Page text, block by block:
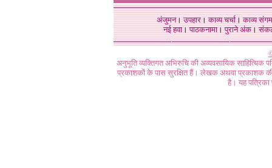
अंजुमन।उपहार।काव्य चर्चा।काव्य संगम
नई हवा। पाठकनामा। पुराने अंक।
अनुभूति व्यक्तिगत अभिरुचि की अव्यवसायिक
प्रकाशकों के पास सुरक्षित हैं। लेखक अथवा प्रकाशक की
है। यह पत्रिका